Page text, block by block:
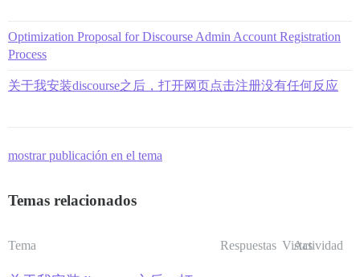
Optimization Proposal for Discourse Admin Account Registration
Process
关于我安装discourse之后，打开网页点击注册没有任何反应
mostrar publicación en el tema
Temas relacionados
Tema Respuestas Vistas
Actividad